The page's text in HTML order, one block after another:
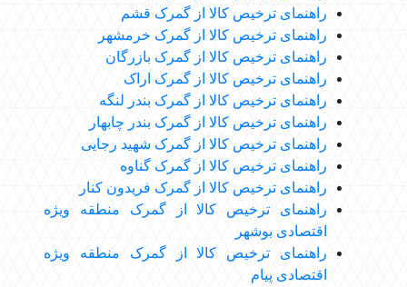
راهنمای ترخیص کالا از گمرک قشم
راهنمای ترخیص کالا از گمرک خرمشهر
راهنمای ترخیص کالا از گمرک بازرگان
راهنمای ترخیص کالا از گمرک اراک
راهنمای ترخیص کالا از گمرک بندر لنگه
راهنمای ترخیص کالا از گمرک بندر چابهار
راهنمای ترخیص کالا از گمرک شهید رجایی
راهنمای ترخیص کالا از گمرک گناوه
راهنمای ترخیص کالا از گمرک فریدون کنار
راهنمای ترخیص کالا از گمرک منطقه ویژه
اقتصادی بوشهر
راهنمای ترخیص کالا از گمرک منطقه ویژه
اقتصادی پیام